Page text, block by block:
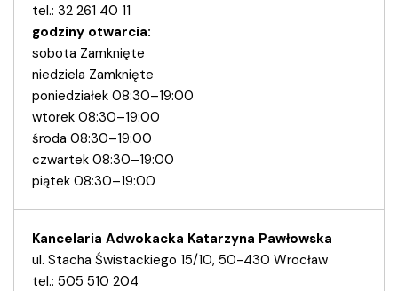
tel.: 32 261 40 11
godziny otwarcia:
sobota Zamknięte
niedziela Zamknięte
poniedziałek 08:30–19:00
wtorek 08:30–19:00
środa 08:30–19:00
czwartek 08:30–19:00
piątek 08:30–19:00
Kancelaria Adwokacka Katarzyna Pawłowska
ul. Stacha Świstackiego 15/10, 50-430 Wrocław
tel.: 505 510 204